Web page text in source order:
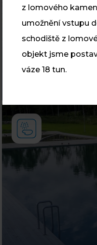
z lomového
umožnění vstupu
schodiště z
objekt jsme
váze 18 tun.